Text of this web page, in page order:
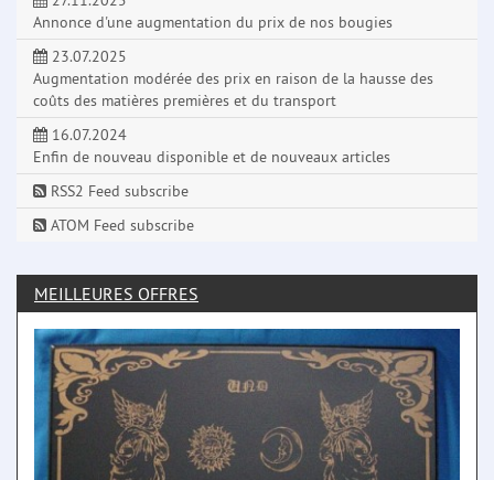
Annonce d'une augmentation du prix de nos bougies
23.07.2025
Augmentation modérée des prix en raison de la hausse des
coûts des matières premières et du transport
16.07.2024
Enfin de nouveau disponible et de nouveaux articles
RSS2 Feed subscribe
ATOM Feed subscribe
MEILLEURES OFFRES